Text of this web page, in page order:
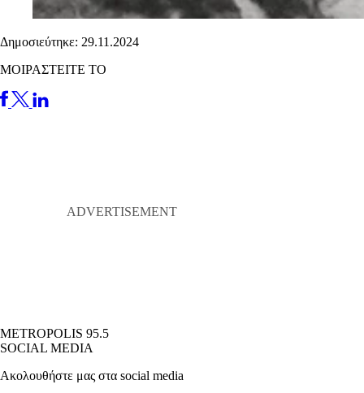
Δημοσιεύτηκε: 29.11.2024
ΜΟΙΡΑΣΤΕΙΤΕ ΤΟ
METROPOLIS 95.5
SOCIAL MEDIA
Ακολουθήστε μας στα social media